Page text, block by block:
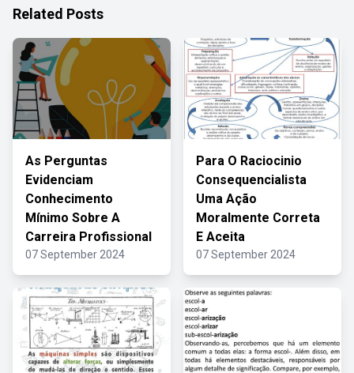
Related Posts
As Perguntas
Evidenciam
Conhecimento
Mínimo Sobre A
Carreira Profissional
07 September 2024
Para O Raciocinio
Consequencialista
Uma Ação
Moralmente Correta
E Aceita
07 September 2024